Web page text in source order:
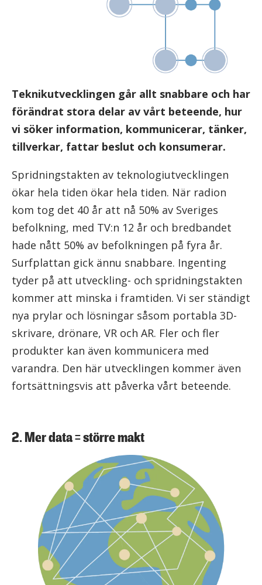
Teknikutvecklingen går allt snabbare och har
förändrat stora delar av vårt beteende, hur
vi söker information, kommunicerar, tänker,
tillverkar, fattar beslut och konsumerar.
Spridningstakten av teknologiutvecklingen
ökar hela tiden ökar hela tiden. När radion
kom tog det 40 år att nå 50% av Sveriges
befolkning, med TV:n 12 år och bredbandet
hade nått 50% av befolkningen på fyra år.
Surfplattan gick ännu snabbare. Ingenting
tyder på att utveckling- och spridningstakten
kommer att minska i framtiden. Vi ser ständigt
nya prylar och lösningar såsom portabla 3D-
skrivare, drönare, VR och AR. Fler och fler
produkter kan även kommunicera med
varandra. Den här utvecklingen kommer även
fortsättningsvis att påverka vårt beteende.
2. Mer data = större makt